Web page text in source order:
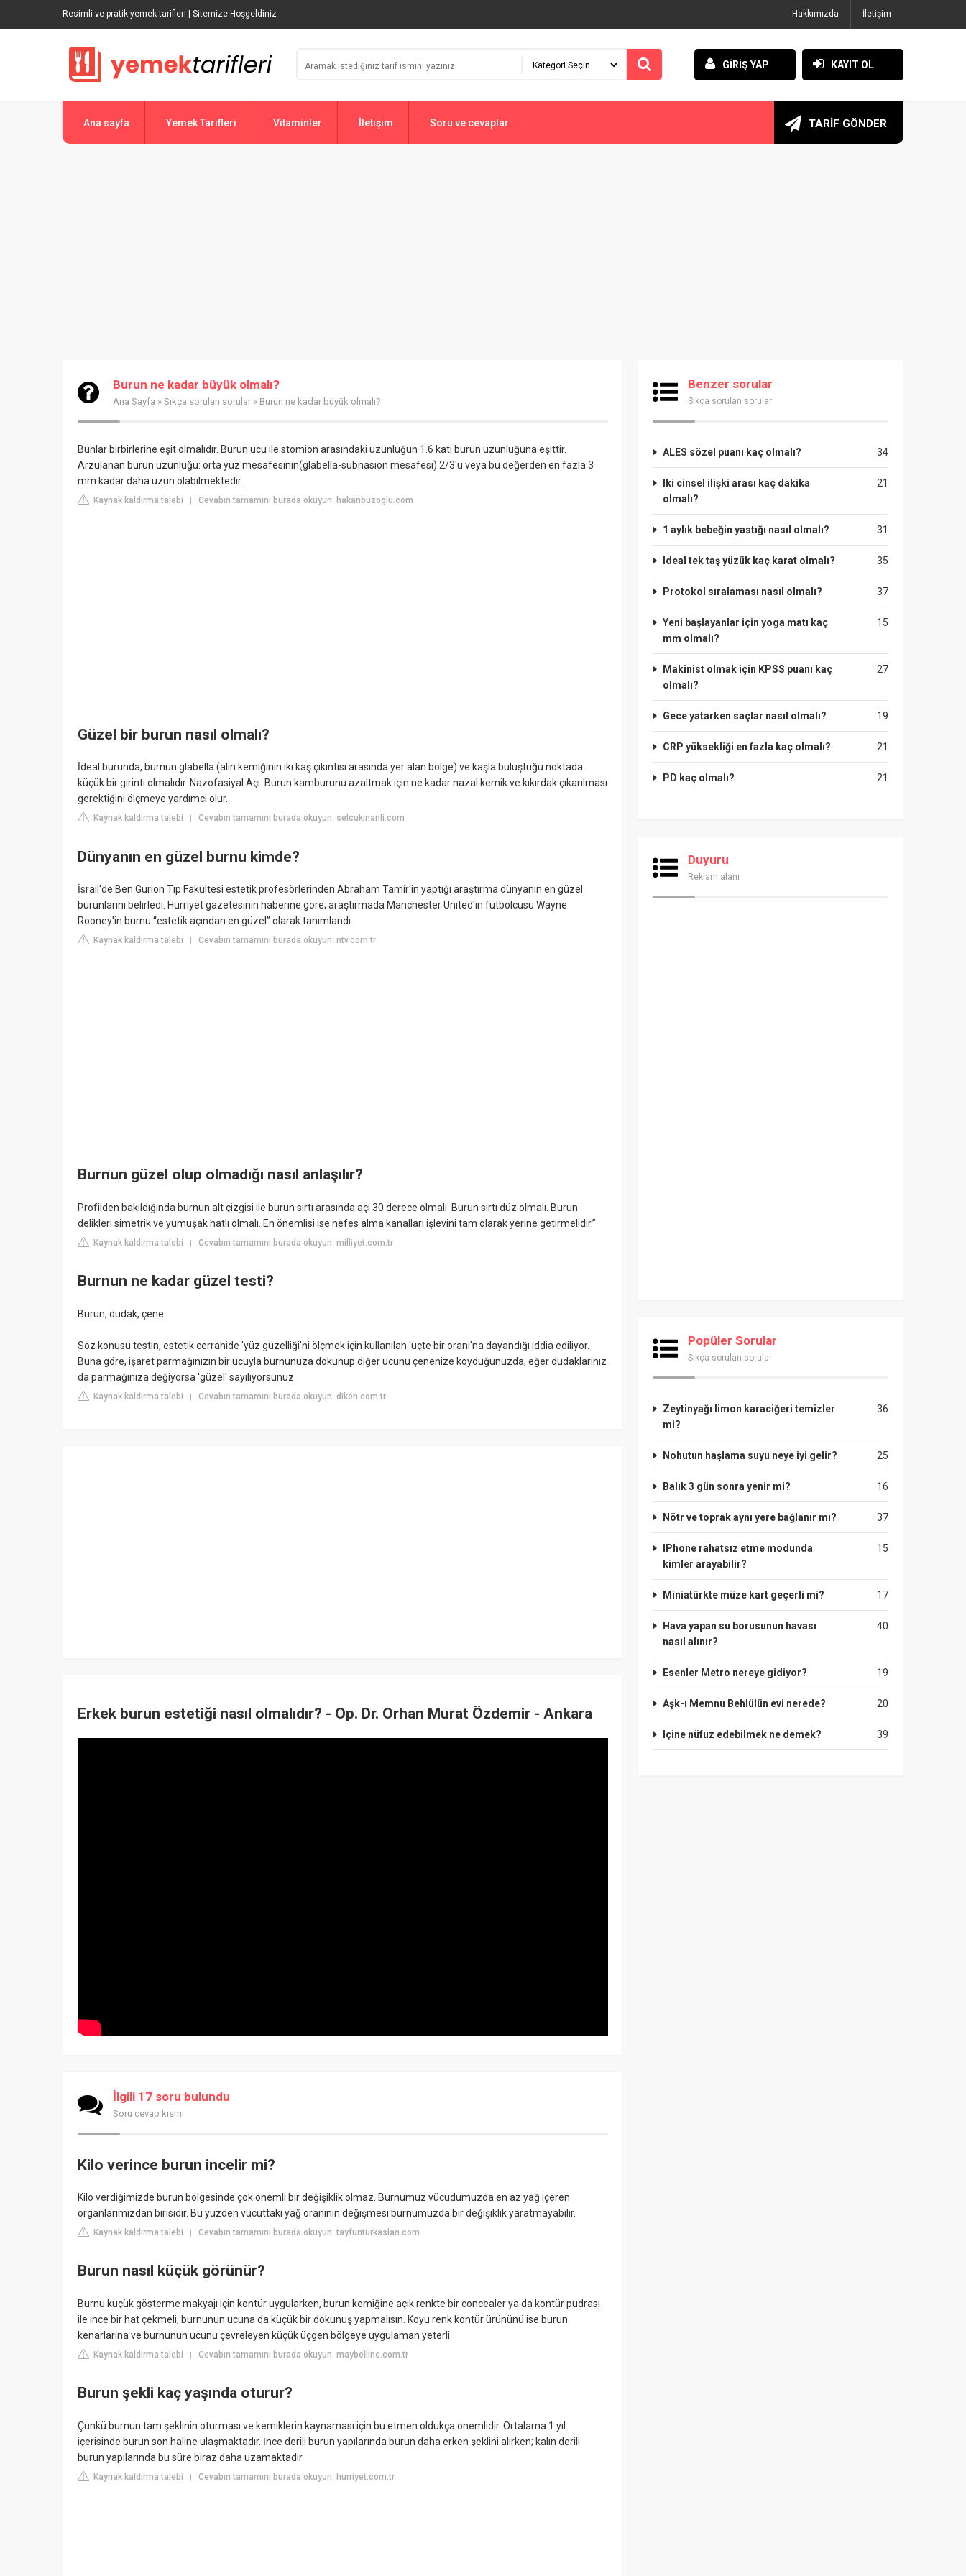
Resimli ve pratik yemek tarifleri | Sitemize Hoşgeldiniz Hakkımızda İletişim
GİRİŞ YAP KAYIT OL
Ana sayfa Yemek Tarifleri Vitaminler İletişim Soru ve cevaplar TARİF GÖNDER
Burun ne kadar büyük olmalı?
Ana Sayfa » Sıkça sorulan sorular » Burun ne kadar büyük olmalı?
Bunlar birbirlerine eşit olmalıdır. Burun ucu ile stomion arasındaki uzunluğun 1.6 katı burun uzunluğuna eşittir.
Arzulanan burun uzunluğu: orta yüz mesafesinin(glabella-subnasion mesafesi) 2/3′ü veya bu değerden en fazla 3
mm kadar daha uzun olabilmektedir.
Kaynak kaldırma talebi | Cevabın tamamını burada okuyun: hakanbuzoglu.com
Güzel bir burun nasıl olmalı?
İdeal burunda, burnun glabella (alın kemiğinin iki kaş çıkıntısı arasında yer alan bölge) ve kaşla buluştuğu noktada
küçük bir girinti olmalıdır. Nazofasiyal Açı: Burun kamburunu azaltmak için ne kadar nazal kemik ve kıkırdak çıkarılması
gerektiğini ölçmeye yardımcı olur.
Kaynak kaldırma talebi Cevabın tamamını burada okuyun: selcukinanli.com
Dünyanın en güzel burnu kimde?
İsrail'de Ben Gurion Tıp Fakültesi estetik profesörlerinden Abraham Tamir'in yaptığı araştırma dünyanın en güzel
burunlarını belirledi. Hürriyet gazetesinin haberine göre; araştırmada Manchester United'ın futbolcusu Wayne
Rooney'in burnu “estetik açından en güzel” olarak tanımlandı.
Kaynak kaldırma talebi Cevabın tamamını burada okuyun: ntv.com.tr
Burnun güzel olup olmadığı nasıl anlaşılır?
Profilden bakıldığında burnun alt çizgisi ile burun sırtı arasında açı 30 derece olmalı. Burun sırtı düz olmalı. Burun
delikleri simetrik ve yumuşak hatlı olmalı. En önemlisi ise nefes alma kanalları işlevini tam olarak yerine getirmelidir.”
Kaynak kaldırma talebi | Cevabın tamamını burada okuyun: milliyet.com.tr
Burnun ne kadar güzel testi?
Burun, dudak, çene
Söz konusu testin, estetik cerrahide 'yüz güzelliği'ni ölçmek için kullanılan 'üçte bir oranı'na dayandığı iddia ediliyor.
Buna göre, işaret parmağınızın bir ucuyla burnunuza dokunup diğer ucunu çenenize koyduğunuzda, eğer dudaklarınız
da parmağınıza değiyorsa 'güzel' sayılıyorsunuz.
Kaynak kaldırma talebi | Cevabın tamamını burada okuyun: diken.com.tr
Erkek burun estetiği nasıl olmalıdır? - Op. Dr. Orhan Murat Özdemir - Ankara
İlgili 17 soru bulundu
Soru cevap kısmı
Kilo verince burun incelir mi?
Kilo verdiğimizde burun bölgesinde çok önemli bir değişiklik olmaz. Burnumuz vücudumuzda en az yağ içeren
organlarımızdan birisidir. Bu yüzden vücuttaki yağ oranının değişmesi burnumuzda bir değişiklik yaratmayabilir.
Kaynak kaldırma talebi | Cevabın tamamını burada okuyun: tayfunturkaslan.com
Burun nasıl küçük görünür?
Burnu küçük gösterme makyajı için kontür uygularken, burun kemiğine açık renkte bir concealer ya da kontür pudrası
ile ince bir hat çekmeli, burnunun ucuna da küçük bir dokunuş yapmalısın. Koyu renk kontür ürününü ise burun
kenarlarına ve burnunun ucunu çevreleyen küçük üçgen bölgeye uygulaman yeterli.
Kaynak kaldırma talebi | Cevabın tamamını burada okuyun: maybelline.com.tr
Burun şekli kaç yaşında oturur?
Çünkü burnun tam şeklinin oturması ve kemiklerin kaynaması için bu etmen oldukça önemlidir. Ortalama 1 yıl
içerisinde burun son haline ulaşmaktadır. İnce derili burun yapılarında burun daha erken şeklini alırken; kalın derili
burun yapılarında bu süre biraz daha uzamaktadır.
Kaynak kaldırma talebi | Cevabın tamamını burada okuyun: hurriyet.com.tr
Benzer sorular
Sıkça sorulan sorular
34
ALES sözel puanı kaç olmalı?
21
Iki cinsel ilişki arası kaç dakika
olmalı?
31
1 aylık bebeğin yastığı nasıl olmalı?
35
Ideal tek taş yüzük kaç karat olmalı?
37
Protokol sıralaması nasıl olmalı?
15
Yeni başlayanlar için yoga matı kaç
mm olmalı?
27
Makinist olmak için KPSS puanı kaç
olmalı?
19
Gece yatarken saçlar nasıl olmalı?
21
CRP yüksekliği en fazla kaç olmalı?
21
PD kaç olmalı?
Duyuru
Reklam alanı
Popüler Sorular
Sıkça sorulan sorular
36
Zeytinyağı limon karaciğeri temizler
mi?
25
Nohutun haşlama suyu neye iyi gelir?
16
Balık 3 gün sonra yenir mi?
37
Nötr ve toprak aynı yere bağlanır mı?
15
IPhone rahatsız etme modunda
kimler arayabilir?
17
Miniatürkte müze kart geçerli mi?
40
Hava yapan su borusunun havası
nasıl alınır?
19
Esenler Metro nereye gidiyor?
20
Aşk-ı Memnu Behlülün evi nerede?
39
Içine nüfuz edebilmek ne demek?